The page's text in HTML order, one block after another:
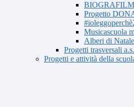
BIOGRAFILM
Progetto
Musicascuola
Alberi di
Progetti trasversali
Progetti e attività della